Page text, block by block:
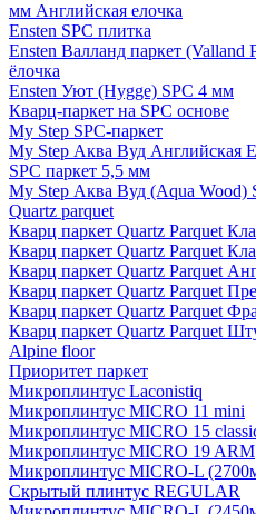
мм Английская елочка
Ensten SPC плитка
Ensten Валланд паркет
ёлочка
Ensten Уют (Hygge) SPC 4 мм
Кварц-паркет на SPC основе
My Step SPC-паркет
My Step Аква Вуд Английская
SPC паркет 5,5 мм
My Step Аква Вуд (Aqua Wood)
Quartz parquet
Кварц паркет Quartz Parquet
Кварц паркет Quartz Parquet
Кварц паркет Quartz Parquet
Кварц паркет Quartz Parquet
Кварц паркет Quartz Parquet
Кварц паркет Quartz Parquet
Alpine floor
Приоритет паркет
Микроплинтус Laconistiq
Микроплинтус MICRO 11 mini
Микроплинтус MICRO 15
Микроплинтус MICRO 19 ARM
Микроплинтус MICRO-L
Скрытый плинтус REGULAR